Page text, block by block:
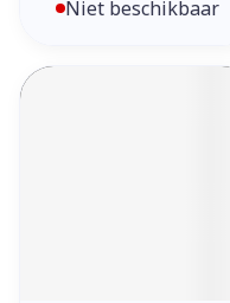
Niet beschikbaar